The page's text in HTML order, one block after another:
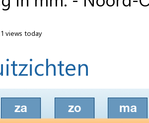
views today